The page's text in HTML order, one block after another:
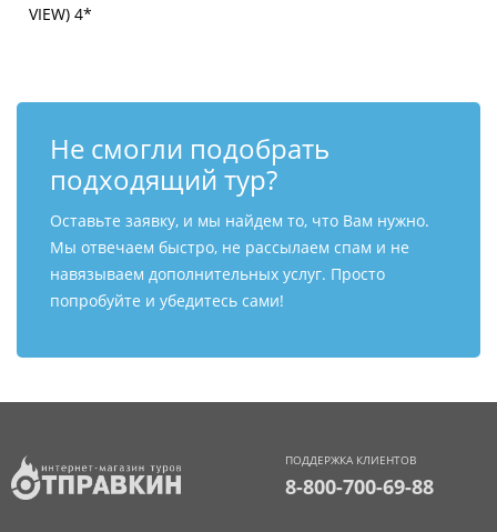
Не смогли подобрать
подходящий тур?
Оставьте заявку, и мы найдем то, что Вам нужно.
Мы отвечаем быстро, не рассылаем спам и не
навязываем дополнительных услуг. Просто
попробуйте и убедитесь сами!
ПОДДЕРЖКА КЛИЕНТОВ
8-800-700-69-88